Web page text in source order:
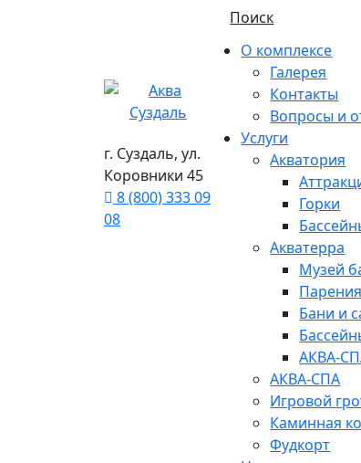
г. Суздаль, ул.
Коровники 45
8 (800) 333 09
08
Поиск
О комплексе
Галерея
Контакты
Вопросы и
Услуги
Акватория
Горки
Акватерра
Музей
Бани и
АКВА-
АКВА-СПА
Игровой
Каминная
Фудкорт